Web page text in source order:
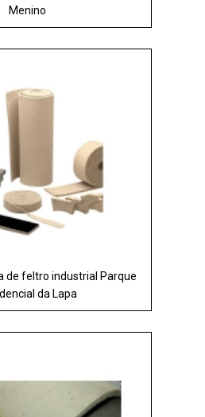
Menino
de feltro industrial Parque
da Lapa